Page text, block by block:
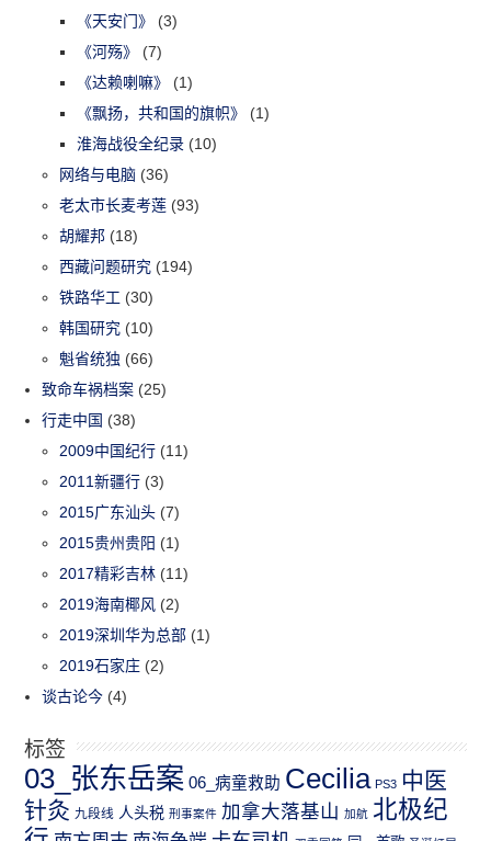
《天安门》
(3)
《河殇》
(7)
《达赖喇嘛》
(1)
《飘扬，共和国的旗帜》
(1)
淮海战役全纪录 (10)
网络与电脑 (36)
老太市长麦考莲 (93)
胡耀邦 (18)
西藏问题研究 (194)
铁路华工 (30)
韩国研究 (10)
魁省统独 (66)
致命车祸档案 (25)
行走中国 (38)
2009中国纪行 (11)
2011新疆行 (3)
2015广东汕头 (7)
2015贵州贵阳 (1)
2017精彩吉林 (11)
2019海南椰风 (2)
2019深圳华为总部 (1)
2019石家庄 (2)
谈古论今 (4)
标签
03_张东岳案 06_病童救助 Cecilia PS3 中医
针灸 九段线 人头税 刑事案件 加拿大落基山 加航 北极纪